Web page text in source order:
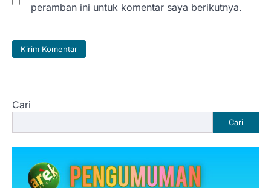
peramban ini untuk komentar saya berikutnya.
Cari
Cari